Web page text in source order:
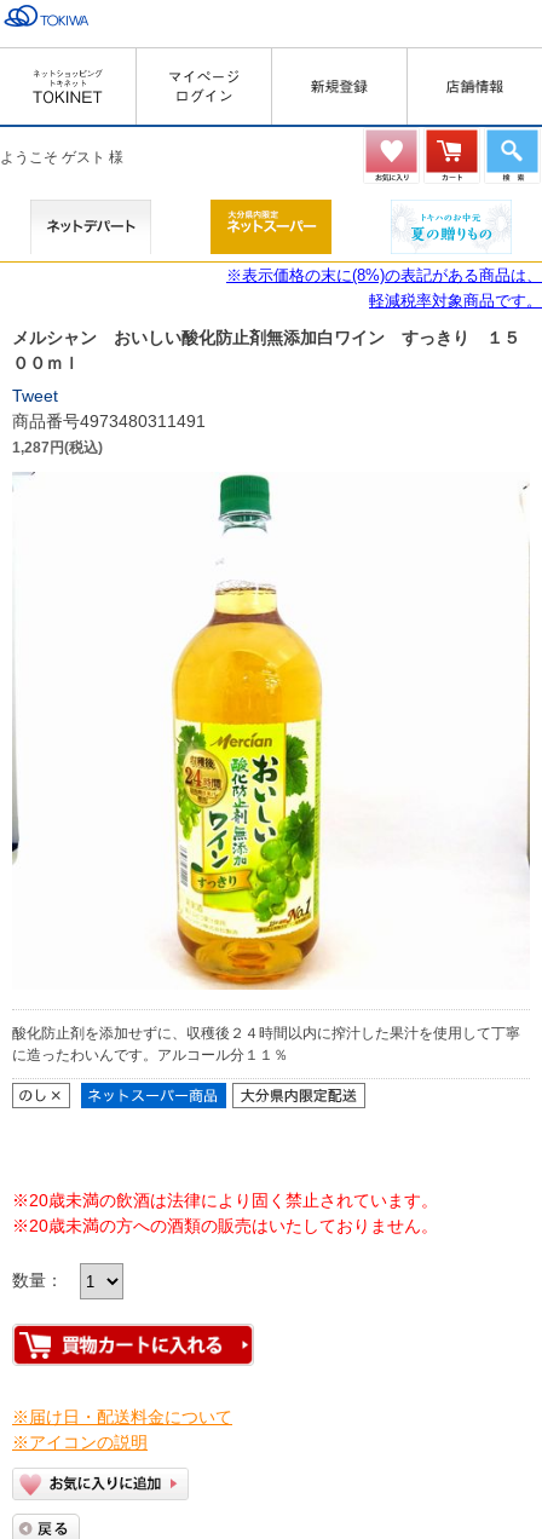
ようこそ ゲスト 様
※表示価格の末に(8%)の表記がある商品は、
軽減税率対象商品です。
メルシャン おいしい酸化防止剤無添加白ワイン すっきり １５
００ｍｌ
Tweet
商品番号4973480311491
1,287円(税込)
酸化防止剤を添加せずに、収穫後２４時間以内に搾汁した果汁を使用して丁寧
に造ったわいんです。アルコール分１１％
※20歳未満の飲酒は法律により固く禁止されています。
※20歳未満の方への酒類の販売はいたしておりません。
数量：
※届け日・配送料金について
※アイコンの説明